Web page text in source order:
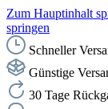
Zum Hauptinhalt
springen
Schneller
Günstige
30 Tage